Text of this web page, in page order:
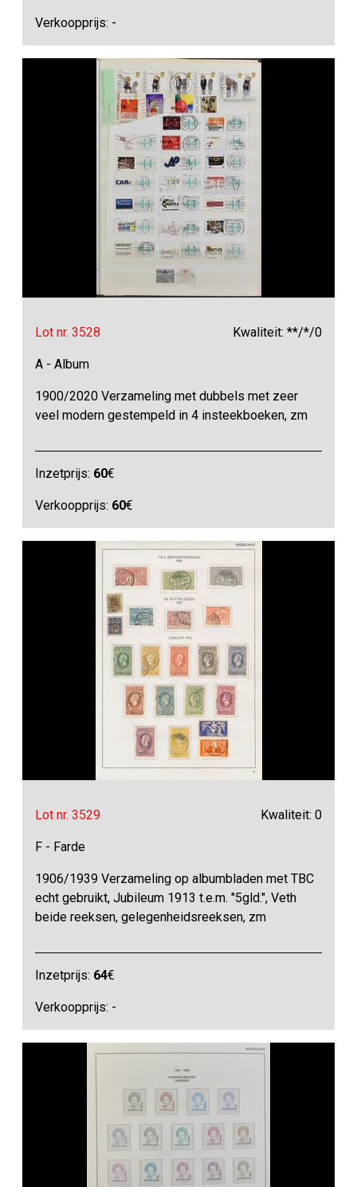
Verkoopprijs: -
Lot nr. 3528 Kwaliteit: **/*/0
A - Album
1900/2020 Verzameling met dubbels met zeer
veel modern gestempeld in 4 insteekboeken, zm
Inzetprijs: 60€
Verkoopprijs: 60€
Lot nr. 3529 Kwaliteit: 0
F - Farde
1906/1939 Verzameling op albumbladen met TBC
echt gebruikt, Jubileum 1913 t.e.m. "5gld.", Veth
beide reeksen, gelegenheidsreeksen, zm
Inzetprijs: 64€
Verkoopprijs: -